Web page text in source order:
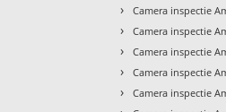
› Camera inspectie
› Camera inspectie
› Camera inspectie
› Camera inspectie
› Camera inspectie